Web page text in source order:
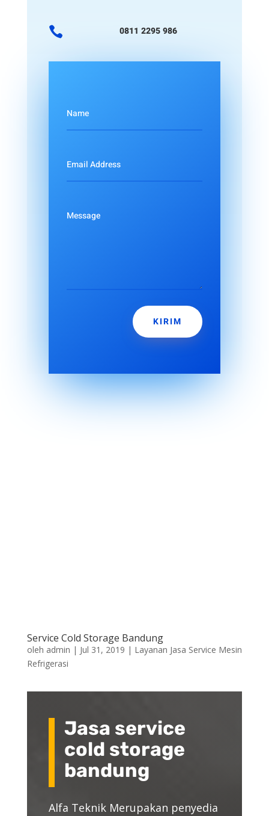
 0811 2295 986
KIRIM
Service Cold Storage Bandung
oleh admin | Jul 31, 2019 | Layanan Jasa Service Mesin
Refrigerasi
Jasa service
cold storage
bandung
Alfa Teknik Merupakan penyedia